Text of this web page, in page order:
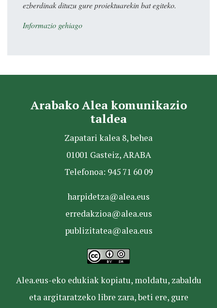
ezberdinak dituzu gure proiektuarekin bat egiteko.
Informazio gehiago
Arabako Alea komunikazio
taldea
Zapatari kalea 8, behea
01001 Gasteiz, ARABA
Telefonoa: 945 71 60 09
harpidetza@alea.eus
erredakzioa@alea.eus
publizitatea@alea.eus
Alea.eus-eko edukiak kopiatu, moldatu, zabaldu
eta argitaratzeko libre zara, beti ere, gure